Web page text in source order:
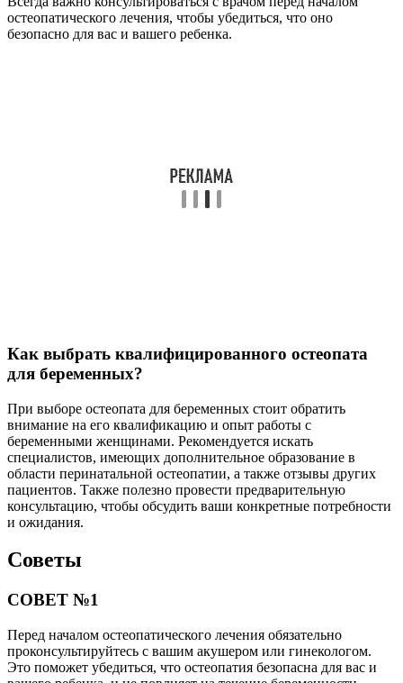
остеопатического лечения, чтобы убедиться, что оно
безопасно для вас и вашего ребенка.
Как выбрать квалифицированного остеопата
для беременных?
При выборе остеопата для беременных стоит обратить
внимание на его квалификацию и опыт работы с
беременными женщинами. Рекомендуется искать
специалистов, имеющих дополнительное образование в
области перинатальной остеопатии, а также отзывы других
пациентов. Также полезно провести предварительную
консультацию, чтобы обсудить ваши конкретные потребности
и ожидания.
Советы
СОВЕТ №1
Перед началом остеопатического лечения обязательно
проконсультируйтесь с вашим акушером или гинекологом.
Это поможет убедиться, что остеопатия безопасна для вас и